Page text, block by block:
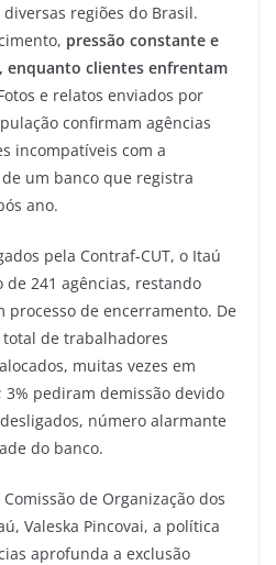
regiões do Brasil.
pressão constante e
enquanto clientes enfrentam
e relatos enviados por
confirmam agências
incompatíveis com a
um banco que registra
ano.
pela Contraf-CUT, o Itaú
241 agências, restando
processo de encerramento. De
de trabalhadores
muitas vezes em
pediram demissão devido
número alarmante
do banco.
de Organização dos
Valeska Pincovai, a política
aprofunda a exclusão